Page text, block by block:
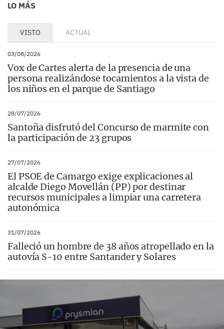
LO MÁS
VISTO ACTUAL
03/08/2026
Vox de Cartes alerta de la presencia de una
persona realizándose tocamientos a la vista de
los niños en el parque de Santiago
28/07/2026
Santoña disfrutó del Concurso de marmite con
la participación de 23 grupos
27/07/2026
El PSOE de Camargo exige explicaciones al
alcalde Diego Movellán (PP) por destinar
recursos municipales a limpiar una carretera
autonómica
31/07/2026
Falleció un hombre de 38 años atropellado en la
autovía S-10 entre Santander y Solares